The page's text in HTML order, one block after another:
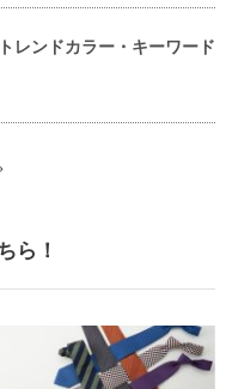
レンドカラー・キーワード
ら！